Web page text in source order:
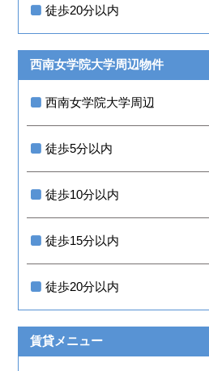
徒歩20分以内
西南女学院大学周辺物件
西南女学院大学周辺
徒歩5分以内
徒歩10分以内
徒歩15分以内
徒歩20分以内
賃貸メニュー